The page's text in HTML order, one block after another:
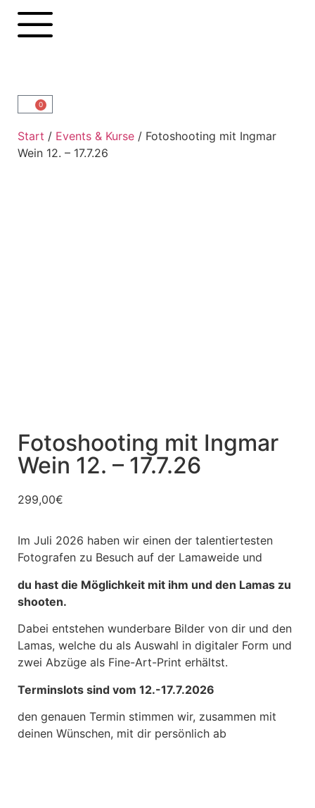
0
Start / Events & Kurse / Fotoshooting mit Ingmar
Wein 12. – 17.7.26
Fotoshooting mit Ingmar
Wein 12. – 17.7.26
299,00€
Im Juli 2026 haben wir einen der talentiertesten
Fotografen zu Besuch auf der Lamaweide und
du hast die Möglichkeit mit ihm und den Lamas zu
shooten.
Dabei entstehen wunderbare Bilder von dir und den
Lamas, welche du als Auswahl in digitaler Form und
zwei Abzüge als Fine-Art-Print erhältst.
Terminslots sind vom 12.-17.7.2026
den genauen Termin stimmen wir, zusammen mit
deinen Wünschen, mit dir persönlich ab